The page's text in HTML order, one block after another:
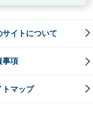
サイトについて
事項
トマップ